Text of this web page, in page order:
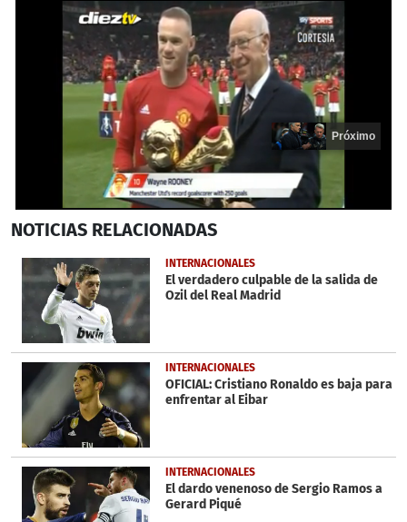
seconds
13
seconds
Próximo
NOTICIAS RELACIONADAS
INTERNACIONALES
El verdadero culpable de la salida de
Ozil del Real Madrid
INTERNACIONALES
OFICIAL: Cristiano Ronaldo es baja para
enfrentar al Eibar
INTERNACIONALES
El dardo venenoso de Sergio Ramos a
Gerard Piqué